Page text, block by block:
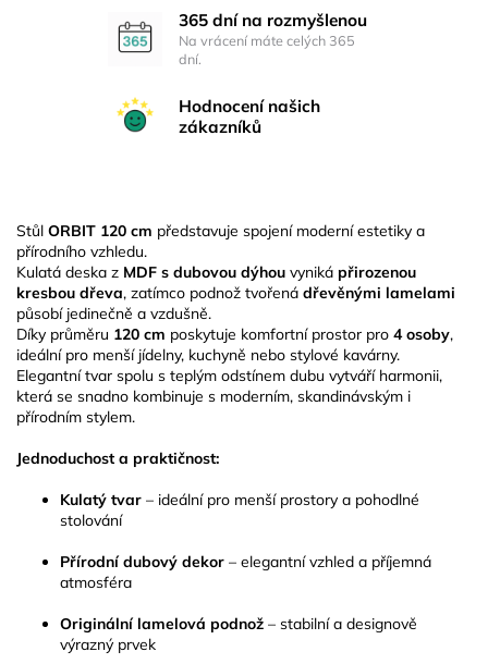
365 dní na rozmyšlenou
Na vrácení máte celých 365
dní.
Hodnocení našich
zákazníků
Stůl ORBIT 120 cm představuje spojení moderní estetiky a
přírodního vzhledu.
Kulatá deska z MDF s dubovou dýhou vyniká přirozenou
kresbou dřeva, zatímco podnož tvořená dřevěnými lamelami
působí jedinečně a vzdušně.
Díky průměru 120 cm poskytuje komfortní prostor pro 4 osoby,
ideální pro menší jídelny, kuchyně nebo stylové kavárny.
Elegantní tvar spolu s teplým odstínem dubu vytváří harmonii,
která se snadno kombinuje s moderním, skandinávským i
přírodním stylem.
Jednoduchost a praktičnost:
Kulatý tvar – ideální pro menší prostory a pohodlné
stolování
Přírodní dubový dekor – elegantní vzhled a příjemná
atmosféra
Originální lamelová podnož – stabilní a designově
výrazný prvek